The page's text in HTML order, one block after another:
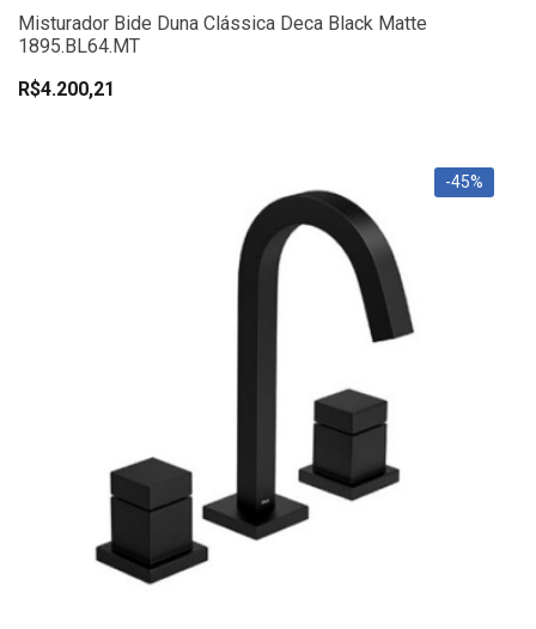
Misturador Bide Duna Clássica Deca Black Matte
1895.BL64.MT
R$4.200,21
-45%